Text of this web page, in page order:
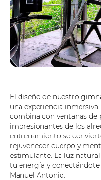
El diseño de nuestro
una experiencia
combina con ventanas de
impresionantes de los
entrenamiento se
rejuvenecer cuerpo y
estimulante. La luz
tu energía y
Manuel Antonio.